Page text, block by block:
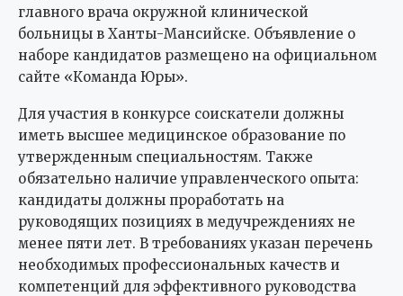
главного врача окружной клинической
больницы в Ханты-Мансийске. Объявление о
наборе кандидатов размещено на официальном
сайте «Команда Юры».
Для участия в конкурсе соискатели должны
иметь высшее медицинское образование по
утвержденным специальностям. Также
обязательно наличие управленческого опыта:
кандидаты должны проработать на
руководящих позициях в медучреждениях не
менее пяти лет. В требованиях указан перечень
необходимых профессиональных качеств и
компетенций для эффективного руководства